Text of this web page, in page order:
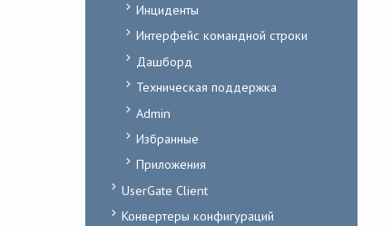
Инциденты
Интерфейс командной строки
Дашборд
Техническая поддержка
Admin
Избранные
Приложения
UserGate Client
Конвертеры конфигураций